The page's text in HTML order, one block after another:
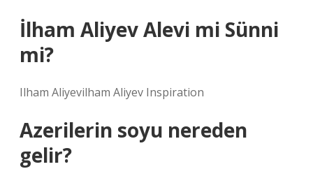
İlham Aliyev Alevi mi Sünni
mi?
Ilham Aliyevilham Aliyev Inspiration
Azerilerin soyu nereden
gelir?